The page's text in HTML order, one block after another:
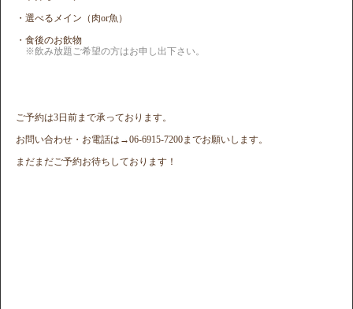
・選べるメイン（肉or魚）
・食後のお飲物
※飲み放題ご希望の方はお申し出下さい。
ご予約は3日前まで承っております。
お問い合わせ・お電話は→06-6915-7200までお願いします。
まだまだご予約お待ちしております！